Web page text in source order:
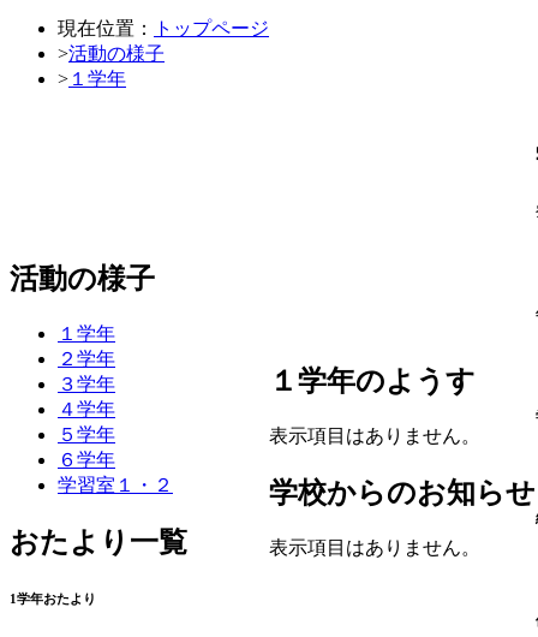
現在位置：
トップページ
>活動の様子
> １学年
活動の様子
１学年
２学年
３学年
４学年
５学年
６学年
学習室１・２
おたより一覧
1学年おたより
１学年のようす
表示項目はありません。
学校からのお知らせ
表示項目はありません。